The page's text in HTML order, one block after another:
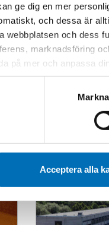
ge dig en mer
och dessa är
webbplatsen och dess
marknadsföring
på mer och anpassa
av webbplatsen
cookies kan du alltid
Acceptera alla
Vad